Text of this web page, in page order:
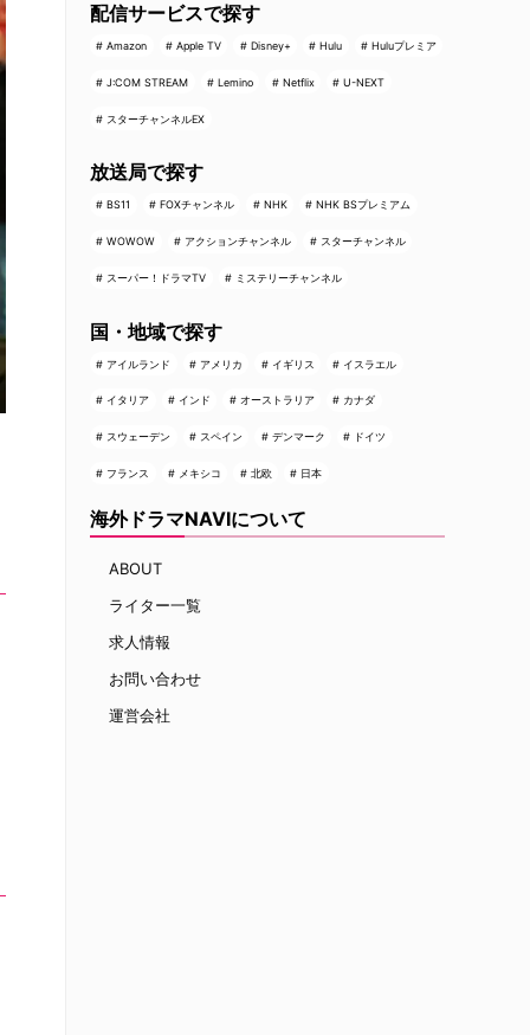
配信サービスで探す
Amazon Apple TV Disney+ Hulu Huluプレミア
J:COM STREAM Lemino Netflix U-NEXT
スターチャンネルEX
放送局で探す
BS11 FOXチャンネル NHK NHK BSプレミアム
WOWOW アクションチャンネル スターチャンネル
スーパー！ドラマTV ミステリーチャンネル
国・地域で探す
アイルランド アメリカ イギリス イスラエル
イタリア インド オーストラリア カナダ
スウェーデン スペイン デンマーク ドイツ
フランス メキシコ 北欧 日本
海外ドラマNAVIについて
ABOUT
ライター一覧
求人情報
お問い合わせ
運営会社